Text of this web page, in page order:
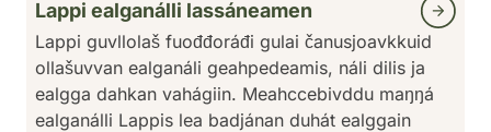
Lappi ealganálli lassáneamen
Lappi guvllolaš fuođđoráđi gulai čanusjoavkkuid
ollašuvvan ealganáli geahpedeamis, náli dilis ja
ealgga dahkan vahágiin. Meahccebivddu maŋŋá
ealganálli Lappis lea badjánan duhát ealggain